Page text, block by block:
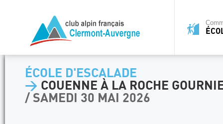
ÉCOLE D'ESCALADE
> COUENNE À LA ROCHE
/ SAMEDI 30 MAI 2026